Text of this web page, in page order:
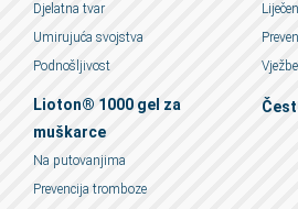
Djelatna tvar
Umirujuća svojstva
Podnošljivost
Vježbe
Lioton® 1000 gel za
muškarce
Na putovanjima
Prevencija tromboze